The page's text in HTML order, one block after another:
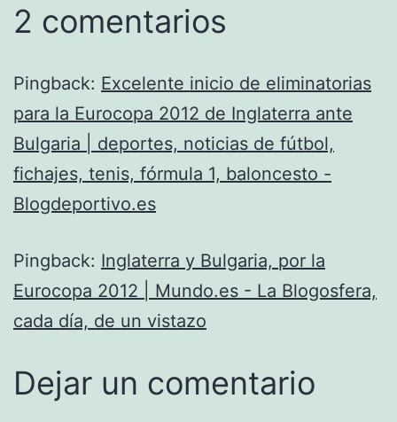
2 comentarios
Pingback: Excelente inicio de eliminatorias
para la Eurocopa 2012 de Inglaterra ante
Bulgaria | deportes, noticias de fútbol,
fichajes, tenis, fórmula 1, baloncesto -
Blogdeportivo.es
Pingback: Inglaterra y Bulgaria, por la
Eurocopa 2012 | Mundo.es - La Blogosfera,
cada día, de un vistazo
Dejar un comentario